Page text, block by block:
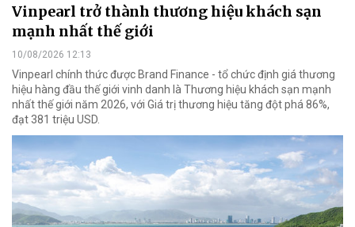
Vinpearl trở thành thương hiệu khách sạn
mạnh nhất thế giới
10/08/2026 12:13
Vinpearl chính thức được Brand Finance - tổ chức định giá thương
hiệu hàng đầu thế giới vinh danh là Thương hiệu khách sạn mạnh
nhất thế giới năm 2026, với Giá trị thương hiệu tăng đột phá 86%,
đạt 381 triệu USD.